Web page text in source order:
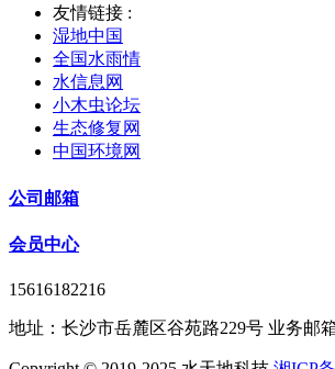
友情链接 :
湿地中国
全国水雨情
水信息网
小木虫论坛
生态修复网
中国环境网
公司邮箱
会员中心
15616182216
地址：长沙市岳麓区谷苑路229号 业务邮